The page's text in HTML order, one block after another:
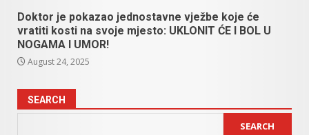
Doktor je pokazao jednostavne vježbe koje će
vratiti kosti na svoje mjesto: UKLONIT ĆE I BOL U
NOGAMA I UMOR!
August 24, 2025
SEARCH
SEARCH